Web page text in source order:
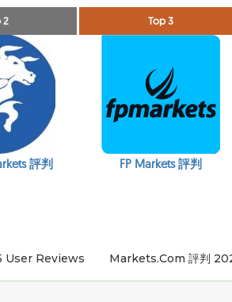
2
評判
Top 3
FP Markets 評判
User Reviews Markets.com 評判